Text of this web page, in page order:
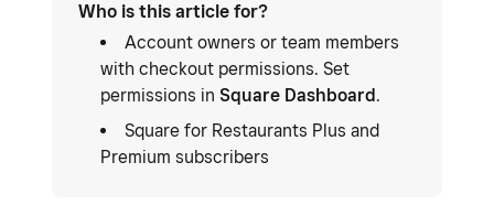
Who is this article for?
Account owners or team members
with checkout permissions. Set
permissions in Square Dashboard.
Square for Restaurants Plus and
Premium subscribers